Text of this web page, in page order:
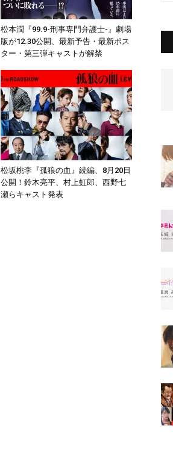
松本潤『99.9-刑事専門弁護士-』劇場
版が12.30公開、最新予告・最新ポス
ター・第三弾キャストが解禁
松坂桃李『孤狼の血』続編、8月20日
公開！鈴木亮平、村上虹郎、西野七
瀬らキャスト発表